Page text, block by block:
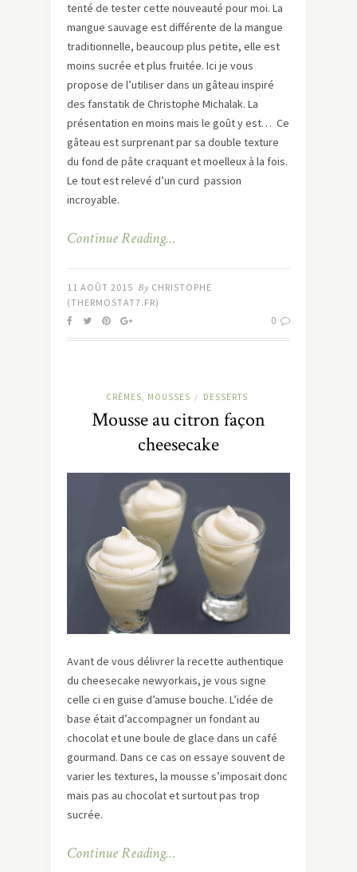
tenté de tester cette nouveauté pour moi. La
mangue sauvage est différente de la mangue
traditionnelle, beaucoup plus petite, elle est
moins sucrée et plus fruitée. Ici je vous
propose de l’utiliser dans un gâteau inspiré
des fanstatik de Christophe Michalak. La
présentation en moins mais le goût y est… Ce
gâteau est surprenant par sa double texture
du fond de pâte craquant et moelleux à la fois.
Le tout est relevé d’un curd passion
incroyable.
Continue Reading…
11 AOÛT 2015 By CHRISTOPHE
(THERMOSTAT7.FR)
0
CRÈMES, MOUSSES / DESSERTS
Mousse au citron façon
cheesecake
Avant de vous délivrer la recette authentique
du cheesecake newyorkais, je vous signe
celle ci en guise d’amuse bouche. L’idée de
base était d’accompagner un fondant au
chocolat et une boule de glace dans un café
gourmand. Dans ce cas on essaye souvent de
varier les textures, la mousse s’imposait donc
mais pas au chocolat et surtout pas trop
sucrée.
Continue Reading…